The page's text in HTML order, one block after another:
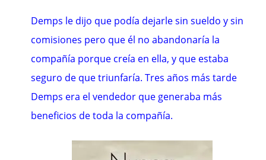
Demps le dijo que podía dejarle sin sueldo y sin
comisiones pero que él no abandonaría la
compañía porque creía en ella, y que estaba
seguro de que triunfaría. Tres años más tarde
Demps era el vendedor que generaba más
beneficios de toda la compañía.